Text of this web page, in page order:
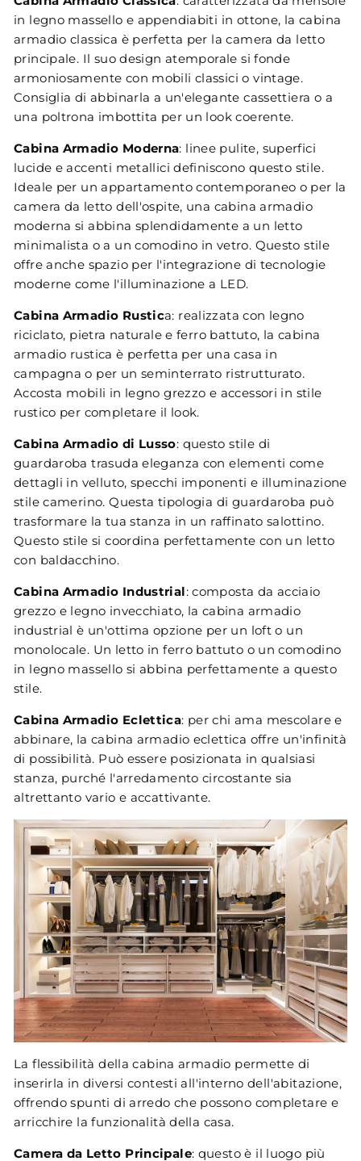
in legno massello e appendiabiti in ottone, la cabina
armadio classica è perfetta per la camera da letto
principale. Il suo design atemporale si fonde
armoniosamente con mobili classici o vintage.
Consiglia di abbinarla a un'elegante cassettiera o a
una poltrona imbottita per un look coerente.
Cabina Armadio Moderna: linee pulite, superfici
lucide e accenti metallici definiscono questo stile.
Ideale per un appartamento contemporaneo o per la
camera da letto dell'ospite, una cabina armadio
moderna si abbina splendidamente a un letto
minimalista o a un comodino in vetro. Questo stile
offre anche spazio per l'integrazione di tecnologie
moderne come l'illuminazione a LED.
Cabina Armadio Rustica: realizzata con legno
riciclato, pietra naturale e ferro battuto, la cabina
armadio rustica è perfetta per una casa in
campagna o per un seminterrato ristrutturato.
Accosta mobili in legno grezzo e accessori in stile
rustico per completare il look.
Cabina Armadio di Lusso: questo stile di
guardaroba trasuda eleganza con elementi come
dettagli in velluto, specchi imponenti e illuminazione
stile camerino. Questa tipologia di guardaroba può
trasformare la tua stanza in un raffinato salottino.
Questo stile si coordina perfettamente con un letto
con baldacchino.
Cabina Armadio Industrial: composta da acciaio
grezzo e legno invecchiato, la cabina armadio
industrial è un'ottima opzione per un loft o un
monolocale. Un letto in ferro battuto o un comodino
in legno massello si abbina perfettamente a questo
stile.
Cabina Armadio Eclettica: per chi ama mescolare e
abbinare, la cabina armadio eclettica offre un'infinità
di possibilità. Può essere posizionata in qualsiasi
stanza, purché l'arredamento circostante sia
altrettanto vario e accattivante.
La flessibilità della cabina armadio permette di
inserirla in diversi contesti all'interno dell'abitazione,
offrendo spunti di arredo che possono completare e
arricchire la funzionalità della casa.
Camera da Letto Principale: questo è il luogo più